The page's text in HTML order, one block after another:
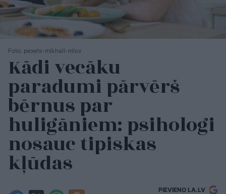
Foto. pexels-mikhail-nilov
Kādi vecāku
paradumi pārvērš
bērnus par
huligāniem: psihologi
nosauc tipiskas
kļūdas
PIEVIENO LA.LV